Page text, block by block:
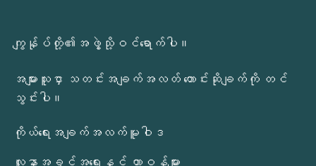
ကျွန်ုပ်တို့၏အဖွဲ့သို့ဝင်ရောက်ပါ။
အများသူငှာ သတင်းအချက်အလတ် တောင်းဆိုချက်ကို တင်
သွင်းပါ။
ကိုယ်ရေးအချက်အလက်မူဝါဒ
လူနာအခွင့်အရေးနှင့် တာဝန်များ